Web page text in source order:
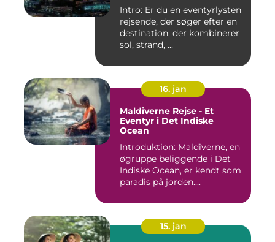
Intro: Er du en eventyrlysten
rejsende, der søger efter en
destination, der kombinerer
sol, strand, ...
16. jan
Maldiverne Rejse - Et
Eventyr i Det Indiske
Ocean
Introduktion: Maldiverne, en
øgruppe beliggende i Det
Indiske Ocean, er kendt som
paradis på jorden....
15. jan